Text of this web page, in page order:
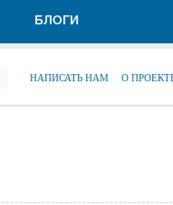
БЛОГИ
НАПИСАТЬ НАМ О